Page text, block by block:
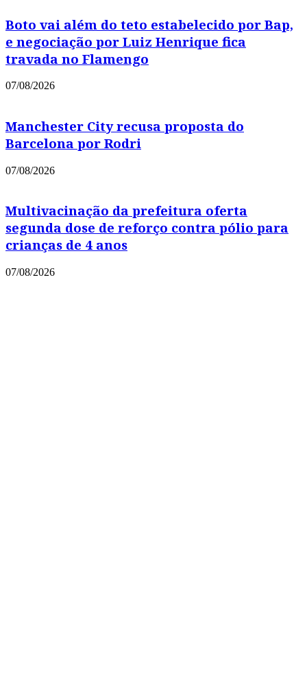
Boto vai além do teto estabelecido por Bap,
e negociação por Luiz Henrique fica
travada no Flamengo
07/08/2026
Manchester City recusa proposta do
Barcelona por Rodri
07/08/2026
Multivacinação da prefeitura oferta
segunda dose de reforço contra pólio para
crianças de 4 anos
07/08/2026